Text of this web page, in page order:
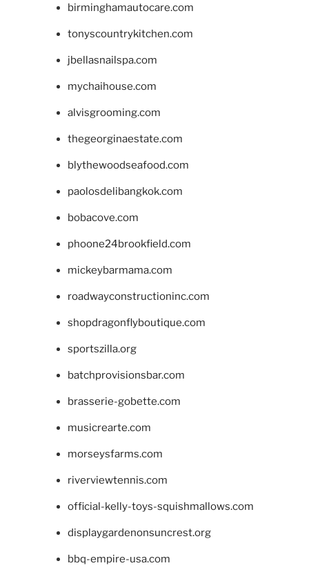
birminghamautocare.com
tonyscountrykitchen.com
jbellasnailspa.com
mychaihouse.com
alvisgrooming.com
thegeorginaestate.com
blythewoodseafood.com
paolosdelibangkok.com
bobacove.com
phoone24brookfield.com
mickeybarmama.com
roadwayconstructioninc.com
shopdragonflyboutique.com
sportszilla.org
batchprovisionsbar.com
brasserie-gobette.com
musicrearte.com
morseysfarms.com
riverviewtennis.com
official-kelly-toys-squishmallows.com
displaygardenonsuncrest.org
bbq-empire-usa.com